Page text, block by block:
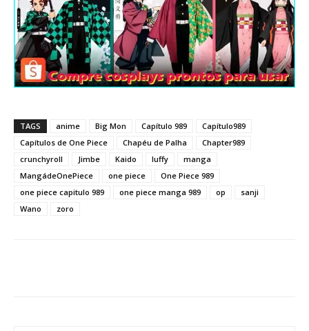
TAGS anime Big Mon Capítulo 989
Capítulo989
Capítulos de One Piece
Chapéu de Palha
Chapter989
crunchyroll
Jimbe Kaido luffy
manga
MangádeOnePiece
one piece
One Piece 989
one piece capitulo 989
one piece manga 989 op
sanji
Wano
zoro